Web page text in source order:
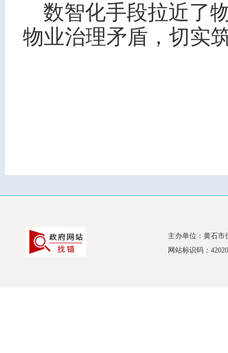
数智化手段拉近了
物业治理矛盾，切实
主办单位：黄石市
网站标识码：